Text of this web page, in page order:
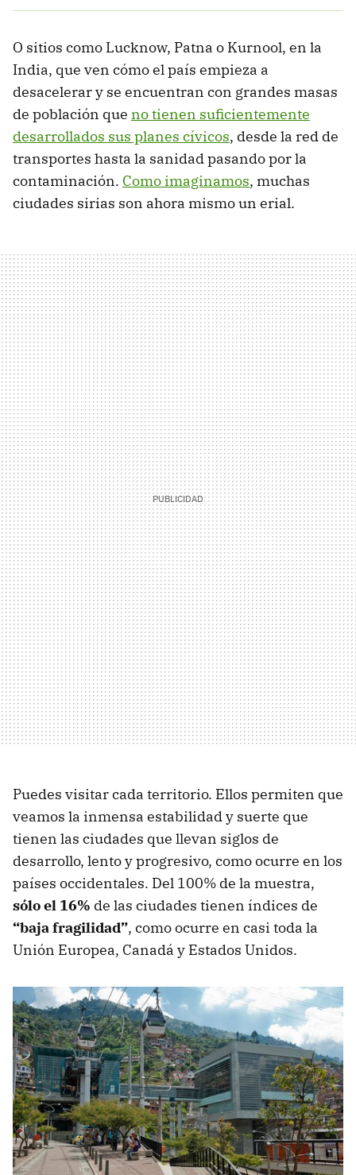
O sitios como Lucknow, Patna o Kurnool, en la
India, que ven cómo el país empieza a
desacelerar y se encuentran con grandes masas
de población que no tienen suficientemente
desarrollados sus planes cívicos, desde la red de
transportes hasta la sanidad pasando por la
contaminación. Como imaginamos, muchas
ciudades sirias son ahora mismo un erial.
Puedes visitar cada territorio. Ellos permiten que
veamos la inmensa estabilidad y suerte que
tienen las ciudades que llevan siglos de
desarrollo, lento y progresivo, como ocurre en los
países occidentales. Del 100% de la muestra,
sólo el 16% de las ciudades tienen índices de
“baja fragilidad”, como ocurre en casi toda la
Unión Europea, Canadá y Estados Unidos.